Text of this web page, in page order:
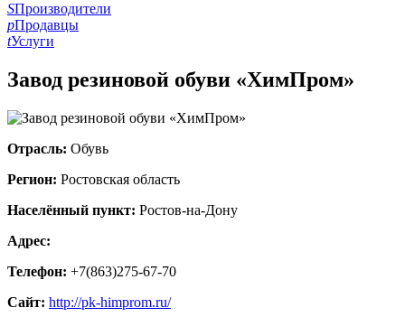
SПроизводители
pПродавцы
tУслуги
Завод резиновой обуви «ХимПром»
Отрасль: Обувь
Регион: Ростовская область
Населённый пункт: Ростов-на-Дону
Адрес:
Телефон: +7(863)275-67-70
Сайт: http://pk-himprom.ru/